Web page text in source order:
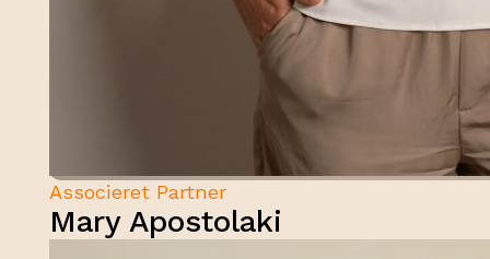
Associeret Partner
Mary Apostolaki